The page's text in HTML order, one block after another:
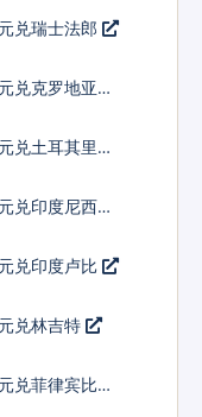
兑瑞士法郎
兑克罗地亚库
兑土耳其里拉
兑印度尼西亚
兑印度卢比
兑林吉特
兑菲律宾比索